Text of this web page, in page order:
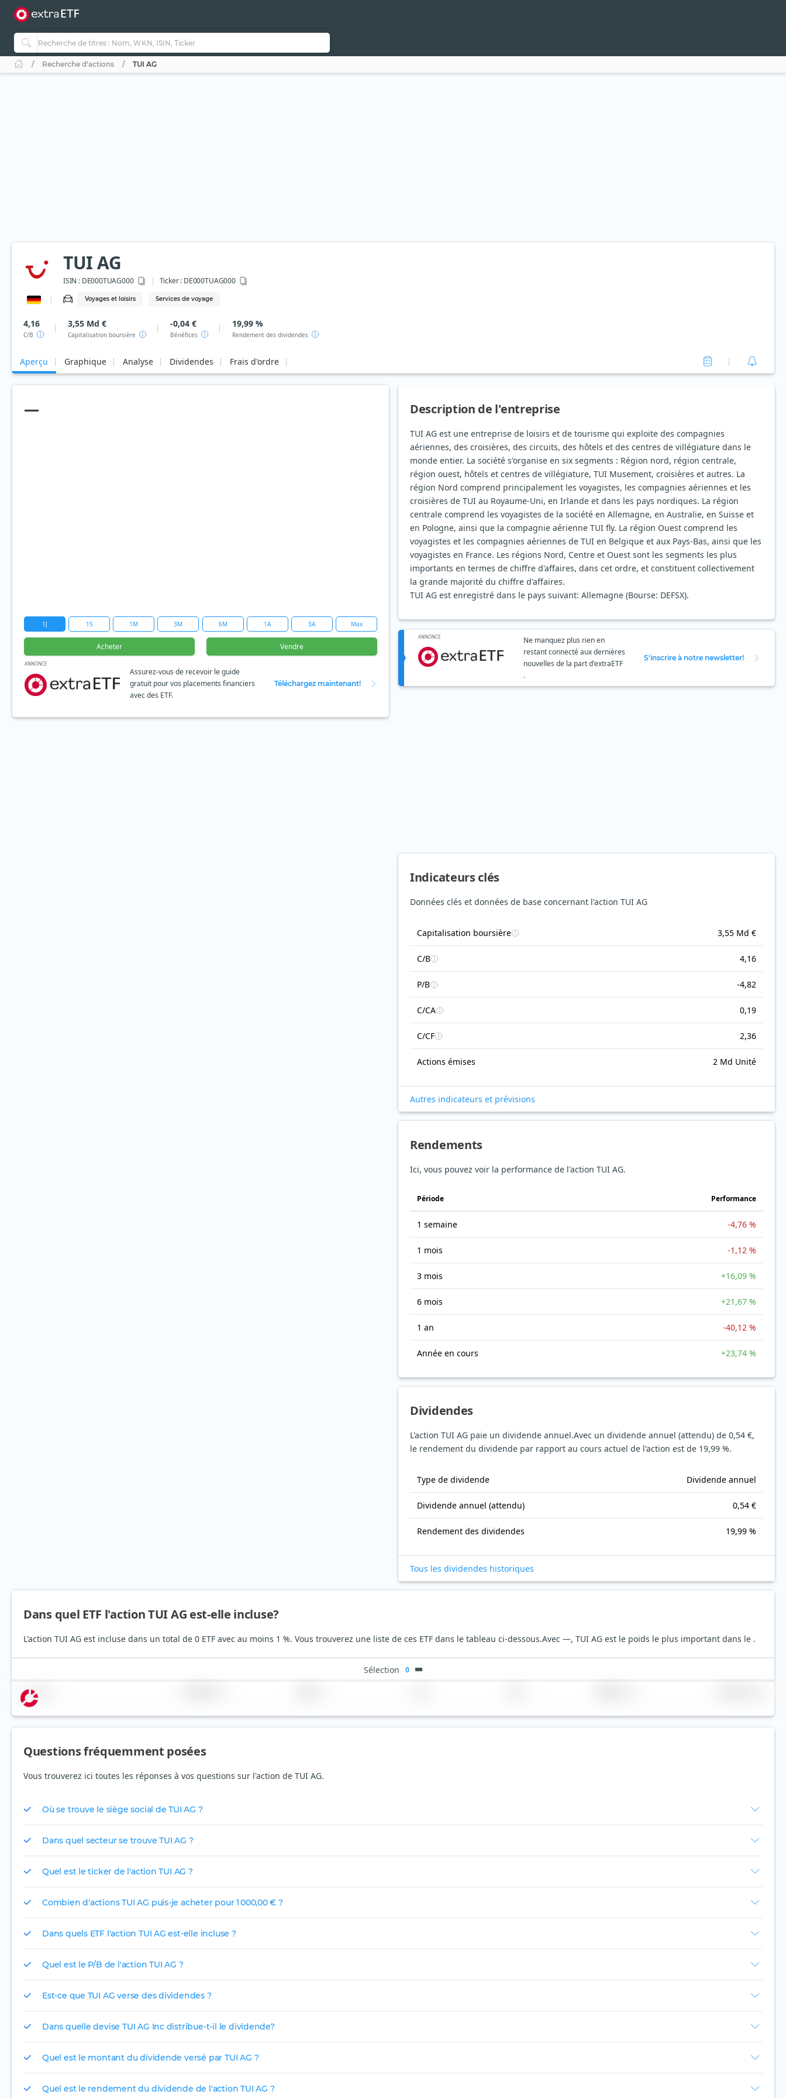
Recherche d'actions TUI AG
TUI AG
ISIN :DE000TUAG000 Ticker : DE000TUAG000
Voyages et loisirs Services de voyage
4,16
C/B
3,55 Md €
Capitalisation boursière
-0,04 €
Bénéfices
19,99 %
Rendement des dividendes
Aperçu Graphique Analyse Dividendes Frais d'ordre
—
1J 1S 1M 3M 6M 1A 3A Max
Acheter Vendre
ANNONCE
Assurez-vous de recevoir le guide
gratuit pour vos placements financiers
avec des ETF.
Téléchargez maintenant!
Description de l'entreprise
TUI AG est une entreprise de loisirs et de tourisme qui exploite des compagnies
aériennes, des croisières, des circuits, des hôtels et des centres de villégiature dans le
monde entier. La société s'organise en six segments : Région nord, région centrale,
région ouest, hôtels et centres de villégiature, TUI Musement, croisières et autres. La
région Nord comprend principalement les voyagistes, les compagnies aériennes et les
croisières de TUI au Royaume-Uni, en Irlande et dans les pays nordiques. La région
centrale comprend les voyagistes de la société en Allemagne, en Australie, en Suisse et
en Pologne, ainsi que la compagnie aérienne TUI fly. La région Ouest comprend les
voyagistes et les compagnies aériennes de TUI en Belgique et aux Pays-Bas, ainsi que les
voyagistes en France. Les régions Nord, Centre et Ouest sont les segments les plus
importants en termes de chiffre d'affaires, dans cet ordre, et constituent collectivement
la grande majorité du chiffre d'affaires.
TUI AG est enregistré dans le pays suivant: Allemagne (Bourse: DEFSX).
ANNONCE
Ne manquez plus rien en
restant connecté aux dernières
nouvelles de la part d'extraETF
.
S'inscrire à notre newsletter!
Indicateurs clés
Données clés et données de base concernant l'action TUI AG
Capitalisation boursière 3,55 Md €
C/B 4,16
P/B -4,82
C/CA 0,19
C/CF 2,36
Actions émises 2 Md Unité
Autres indicateurs et prévisions
Rendements
Ici, vous pouvez voir la performance de l'action TUI AG.
Période Performance
1 semaine -4,76 %
1 mois -1,12 %
3 mois +16,09 %
6 mois +21,67 %
1 an -40,12 %
Année en cours +23,74 %
Dividendes
L'action TUI AG paie un dividende annuel.Avec un dividende annuel (attendu) de 0,54 €,
le rendement du dividende par rapport au cours actuel de l'action est de 19,99 %.
Type de dividende Dividende annuel
Dividende annuel (attendu) 0,54 €
Rendement des dividendes 19,99 %
Tous les dividendes historiques
Dans quel ETF l'action TUI AG est-elle incluse?
L'action TUI AG est incluse dans un total de 0 ETF avec au moins 1 %. Vous trouverez une liste de ces ETF dans le tableau ci-dessous.Avec —, TUI AG est le poids le plus important dans le .
Sélection 0
Nom
Questions fréquemment posées
Vous trouverez ici toutes les réponses à vos questions sur l'action de TUI AG.
Où se trouve le siège social de TUI AG ?
Dans quel secteur se trouve TUI AG ?
Quel est le ticker de l'action TUI AG ?
Combien d'actions TUI AG puis-je acheter pour 1 000,00 € ?
Dans quels ETF l'action TUI AG est-elle incluse ?
Quel est le P/B de l'action TUI AG ?
Est-ce que TUI AG verse des dividendes ?
Dans quelle devise TUI AG Inc distribue-t-il le dividende?
Quel est le montant du dividende versé par TUI AG ?
Quel est le rendement du dividende de l'action TUI AG ?